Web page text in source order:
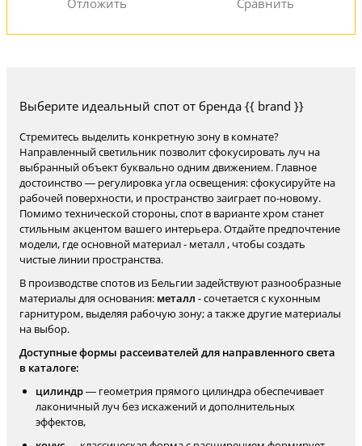
Выберите идеальный спот от бренда {{ brand }}
Стремитесь выделить конкретную зону в комнате?
Направленный светильник позволит сфокусировать луч на
выбранный объект буквально одним движением. Главное
достоинство — регулировка угла освещения: сфокусируйте на
рабочей поверхности, и пространство заиграет по-новому.
Помимо технической стороны, спот в варианте хром станет
стильным акцентом вашего интерьера. Отдайте предпочтение
модели, где основной материал - металл , чтобы создать
чистые линии пространства.
В производстве спотов из Бельгии задействуют разнообразные
материалы для основания: металл - сочетается с кухонным
гарнитуром, выделяя рабочую зону; а также другие материалы
на выбор.
Доступные формы рассеивателей для направленного света
в каталоге:
цилиндр— геометрия прямого цилиндра обеспечивает
лаконичный луч без искажений и дополнительных
эффектов,